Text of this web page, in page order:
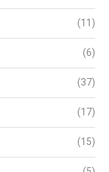
(11)
(6)
(37)
(17)
(15)